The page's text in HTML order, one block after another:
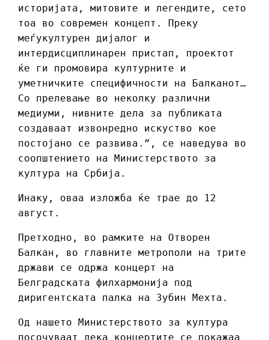
историјата, митовите и легендите, сето
тоа во современ концепт. Преку
меѓукултурен дијалог и
интердисциплинарен пристап, проектот
ќе ги промовира културните и
уметничките специфичности на Балканот…
Со прелевање во неколку различни
медиуми, нивните дела за публиката
создаваат извонредно искуство кое
постојано се развива.”, се наведува во
соопштението на Министерството за
култура на Србија.
Инаку, оваа изложба ќе трае до 12
август.
Претходно, во рамките на Отворен
Балкан, во главните метрополи на трите
држави се одржа концерт на
Белградската филхармонија под
диригентската палка на Зубин Мехта.
Од нашето Министерството за култура
посочуваат дека концертите се покажаа